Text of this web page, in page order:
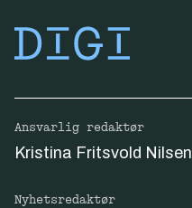
Ansvarlig redaktør
Kristina Fritsvold Nilsen
Nyhetsredaktør